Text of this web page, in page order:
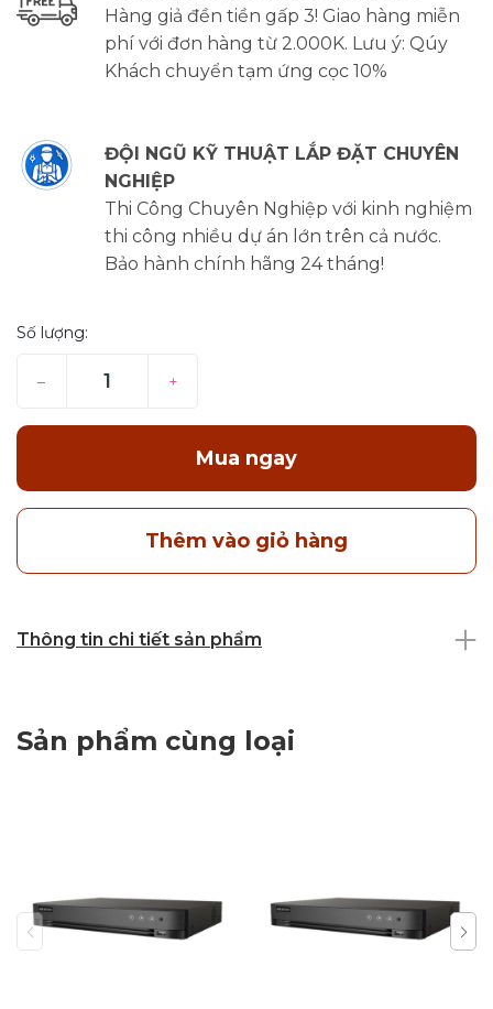
Hàng giả đền tiền gấp 3! Giao hàng miễn
phí với đơn hàng từ 2.000K. Lưu ý: Qúy
Khách chuyển tạm ứng cọc 10%
ĐỘI NGŨ KỸ THUẬT LẮP ĐẶT CHUYÊN
NGHIỆP
Thi Công Chuyên Nghiệp với kinh nghiệm
thi công nhiều dự án lớn trên cả nước.
Bảo hành chính hãng 24 tháng!
Số lượng:
– +
Mua ngay
Thêm vào giỏ hàng
Thông tin chi tiết sản phẩm
Sản phẩm cùng loại